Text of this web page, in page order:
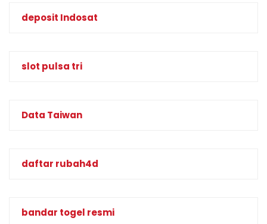
deposit Indosat
slot pulsa tri
Data Taiwan
daftar rubah4d
bandar togel resmi